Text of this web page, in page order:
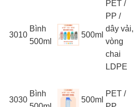
3010
Bình
500ml
500ml
PET /
PP /
dây vải,
vòng
chai
LDPE
3030
Bình
500ml
PET /